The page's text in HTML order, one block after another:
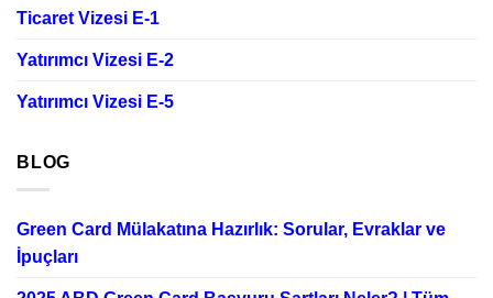
Ticaret Vizesi E-1
Yatırımcı Vizesi E-2
Yatırımcı Vizesi E-5
BLOG
Green Card Mülakatına Hazırlık: Sorular, Evraklar ve
İpuçları